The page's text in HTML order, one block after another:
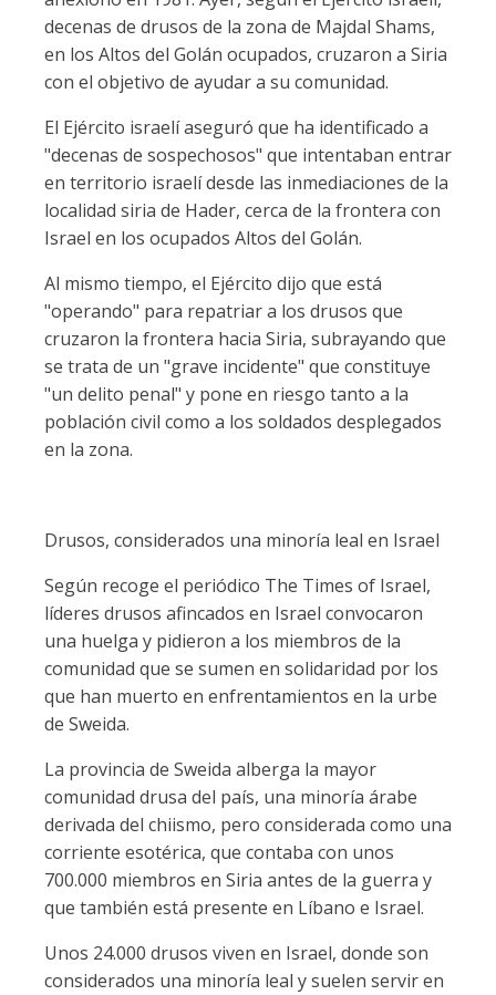
decenas de drusos de la zona de Majdal Shams,
en los Altos del Golán ocupados, cruzaron a Siria
con el objetivo de ayudar a su comunidad.
El Ejército israelí aseguró que ha identificado a
"decenas de sospechosos" que intentaban entrar
en territorio israelí desde las inmediaciones de la
localidad siria de Hader, cerca de la frontera con
Israel en los ocupados Altos del Golán.
Al mismo tiempo, el Ejército dijo que está
"operando" para repatriar a los drusos que
cruzaron la frontera hacia Siria, subrayando que
se trata de un "grave incidente" que constituye
"un delito penal" y pone en riesgo tanto a la
población civil como a los soldados desplegados
en la zona.
Drusos, considerados una minoría leal en Israel
Según recoge el periódico The Times of Israel,
líderes drusos afincados en Israel convocaron
una huelga y pidieron a los miembros de la
comunidad que se sumen en solidaridad por los
que han muerto en enfrentamientos en la urbe
de Sweida.
La provincia de Sweida alberga la mayor
comunidad drusa del país, una minoría árabe
derivada del chiismo, pero considerada como una
corriente esotérica, que contaba con unos
700.000 miembros en Siria antes de la guerra y
que también está presente en Líbano e Israel.
Unos 24.000 drusos viven en Israel, donde son
considerados una minoría leal y suelen servir en